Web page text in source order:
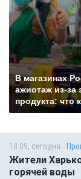
В магазинах
ажиотаж из-за
продукта: что
18:09, сегодня
Жители
горячей воды